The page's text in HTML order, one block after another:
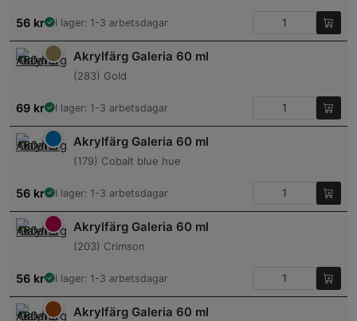
56 kr I lager: 1-3 arbetsdagar
Akrylfärg Galeria 60 ml
(283) Gold
69 kr I lager: 1-3 arbetsdagar
Akrylfärg Galeria 60 ml
(179) Cobalt blue hue
56 kr I lager: 1-3 arbetsdagar
Akrylfärg Galeria 60 ml
(203) Crimson
56 kr I lager: 1-3 arbetsdagar
Akrylfärg Galeria 60 ml